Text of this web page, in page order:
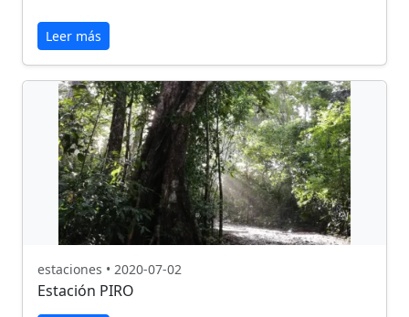
Leer más
estaciones • 2020-07-02
Estación PIRO